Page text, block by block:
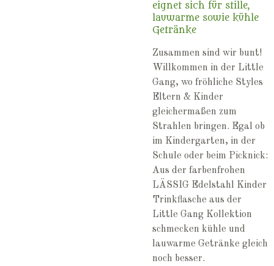
eignet sich für stille,
lauwarme sowie kühle
Getränke
Zusammen sind wir bunt!
Willkommen in der Little
Gang, wo fröhliche Styles
Eltern & Kinder
gleichermaßen zum
Strahlen bringen. Egal ob
im Kindergarten, in der
Schule oder beim Picknick:
Aus der farbenfrohen
LÄSSIG Edelstahl Kinder
Trinkflasche aus der
Little Gang Kollektion
schmecken kühle und
lauwarme Getränke gleich
noch besser.